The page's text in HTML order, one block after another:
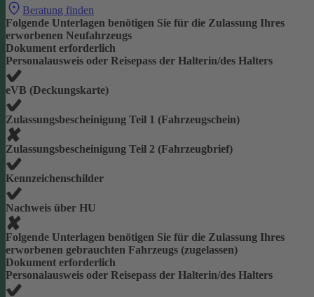
Beratung finden
Folgende Unterlagen benötigen Sie für die Zulassung Ihres
erworbenen Neufahrzeugs
Dokument erforderlich
Personalausweis oder Reisepass der Halterin/des Halters
eVB (Deckungskarte)
Zulassungsbescheinigung Teil 1 (Fahrzeugschein)
Zulassungsbescheinigung Teil 2 (Fahrzeugbrief)
Kennzeichenschilder
Nachweis über HU
Folgende Unterlagen benötigen Sie für die Zulassung Ihres
erworbenen gebrauchten Fahrzeugs (zugelassen)
Dokument erforderlich
Personalausweis oder Reisepass der Halterin/des Halters